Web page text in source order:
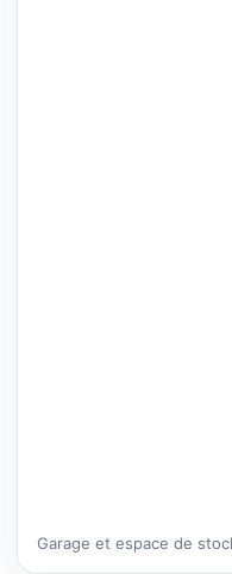
Garage et espace de